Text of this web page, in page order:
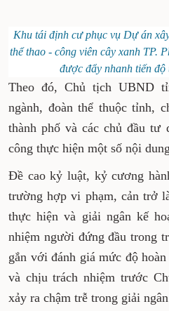
Khu tái định cư phục vụ Dự án
thể thao - công viên cây xanh TP.
được đẩy nhanh tiến
Theo đó, Chủ tịch UBND
ngành, đoàn thể thuộc tỉnh,
thành phố và các chủ đầu tư
công thực hiện một số nội
Đề cao kỷ luật, kỷ cương
trường hợp vi phạm, cản trở
thực hiện và giải ngân kế
nhiệm người đứng đầu trong
gắn với đánh giá mức độ
và chịu trách nhiệm trước
xảy ra chậm trễ trong giải